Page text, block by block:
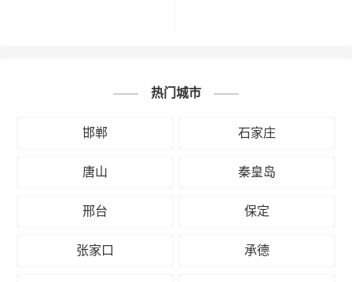
热门城市
邯郸 石家庄
唐山 秦皇岛
邢台 保定
张家口 承德